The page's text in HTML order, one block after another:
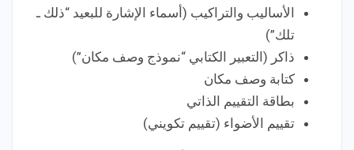
الأساليب والتراكيب (أسماء الإشارة للبعيد “ذلك ـ
تلك”)
ذاكر (التعبير الكتابي “نموذج وصف مكان”)
كتابة وصف مكان
بطاقة التقييم الذاتي
تقييم الأضواء (تقييم تكويني)